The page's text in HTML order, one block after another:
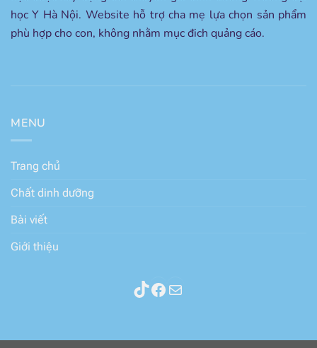
học Y Hà Nội. Website hỗ trợ cha mẹ lựa chọn sản phẩm
phù hợp cho con, không nhằm mục đich quảng cáo.
MENU
Trang chủ
Chất dinh dưỡng
Bài viết
Giới thiệu
Thành phần sữaFacebook